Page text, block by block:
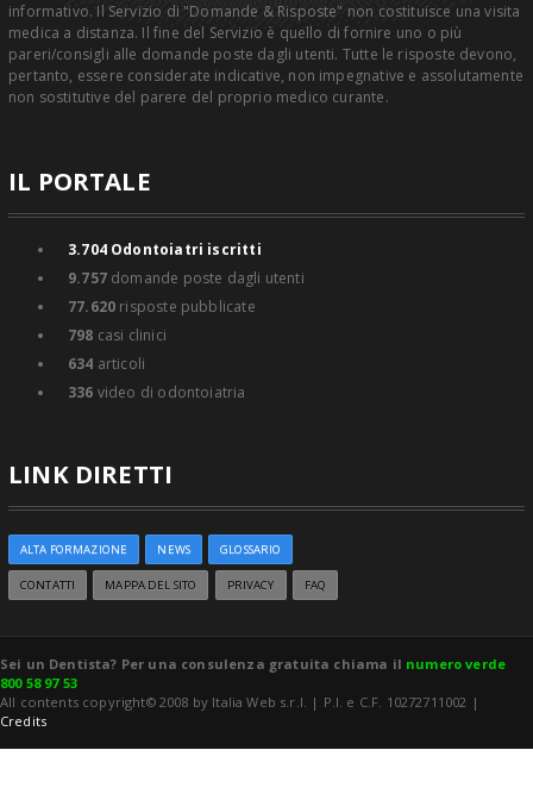
informativo. Il Servizio di "Domande & Risposte" non costituisce una visita
medica a distanza. Il fine del Servizio è quello di fornire uno o più
pareri/consigli alle domande poste dagli utenti. Tutte le risposte devono,
pertanto, essere considerate indicative, non impegnative e assolutamente
non sostitutive del parere del proprio medico curante.
IL PORTALE
3.704Odontoiatri iscritti
9.757domande poste dagli utenti
77.620 risposte pubblicate
798 casi clinici
634 articoli
336 video di odontoiatria
LINK DIRETTI
ALTA FORMAZIONE NEWS GLOSSARIO
CONTATTI MAPPA DEL SITO PRIVACY FAQ
Sei un Dentista? Per una consulenza gratuita chiama il numero verde
800 58 97 53
All contents copyright© 2008 by Italia Web s.r.l. | P.I. e C.F. 10272711002 |
Credits